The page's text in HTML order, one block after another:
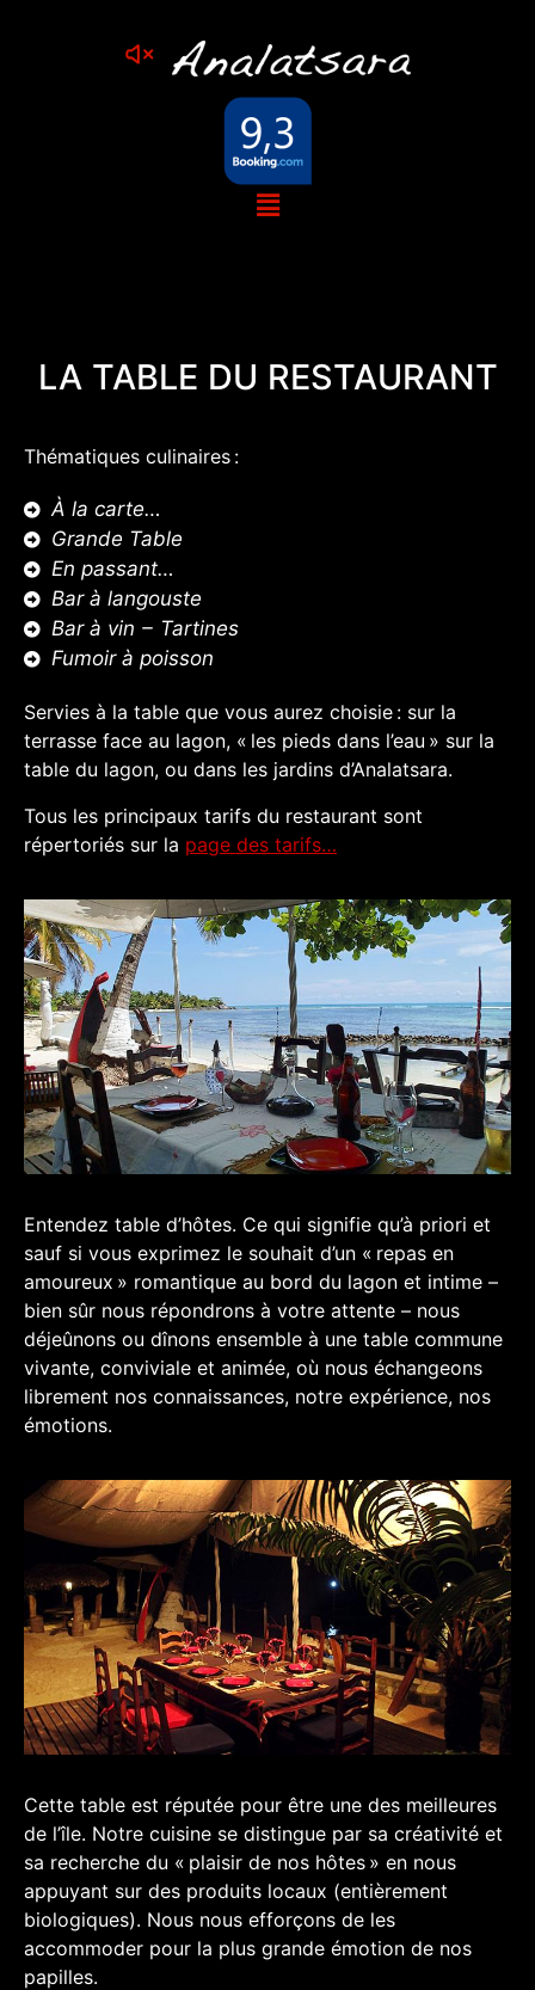
LA TABLE DU RESTAURANT
Thématiques culinaires :
À la carte…
Grande Table
En passant…
Bar à langouste
Bar à vin – Tartines
Fumoir à poisson
Servies à la table que vous aurez choisie : sur la
terrasse face au lagon, « les pieds dans l’eau » sur la
table du lagon, ou dans les jardins d’Analatsara.
Tous les principaux tarifs du restaurant sont
répertoriés sur la page des tarifs…
Entendez table d’hôtes. Ce qui signifie qu’à priori et
sauf si vous exprimez le souhait d’un « repas en
amoureux » romantique au bord du lagon et intime –
bien sûr nous répondrons à votre attente – nous
déjeûnons ou dînons ensemble à une table commune
vivante, conviviale et animée, où nous échangeons
librement nos connaissances, notre expérience, nos
émotions.
Cette table est réputée pour être une des meilleures
de l’île. Notre cuisine se distingue par sa créativité et
sa recherche du « plaisir de nos hôtes » en nous
appuyant sur des produits locaux (entièrement
biologiques). Nous nous efforçons de les
accommoder pour la plus grande émotion de nos
papilles.